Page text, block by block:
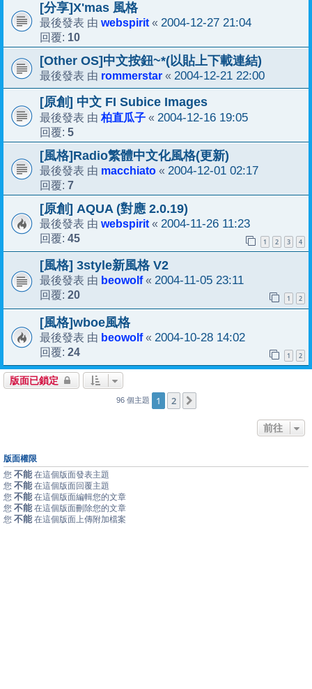
[分享]X'mas 風格
最後發表 由 webspirit « 2004-12-27 21:04
回覆: 10
[Other OS]中文按鈕~*(以貼上下載連結)
最後發表 由 rommerstar « 2004-12-21 22:00
[原創] 中文 FI Subice Images
最後發表 由柏直瓜子 « 2004-12-16 19:05
回覆: 5
[風格]Radio繁體中文化風格(更新)
最後發表 由 macchiato « 2004-12-01 02:17
回覆: 7
[原創] AQUA (對應 2.0.19)
最後發表 由 webspirit « 2004-11-26 11:23
回覆: 45 1 2 3 4
[風格] 3style新風格 V2
最後發表 由 beowolf« 2004-11-05 23:11
回覆: 20 1 2
[風格]wboe風格
最後發表 由 beowolf« 2004-10-28 14:02
回覆: 24 1 2
版面已鎖定
96 個主題 1 2
前往
版面權限
您 不能 在這個版面發表主題
您 不能 在這個版面回覆主題
您 不能 在這個版面編輯您的文章
您 不能 在這個版面刪除您的文章
您 不能 在這個版面上傳附加檔案